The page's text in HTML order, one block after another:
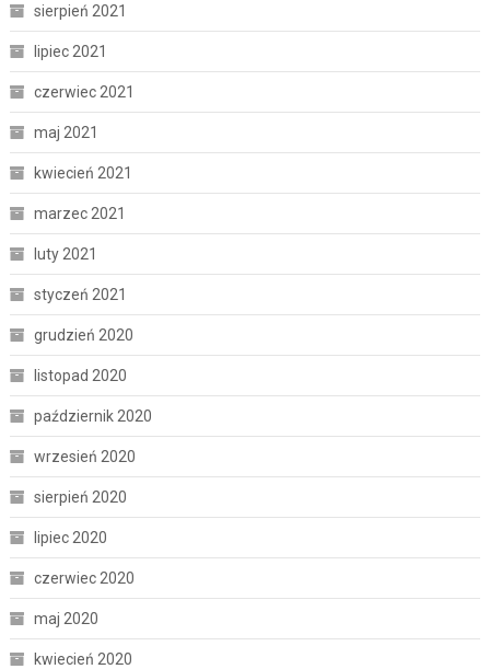
sierpień 2021
lipiec 2021
czerwiec 2021
maj 2021
kwiecień 2021
marzec 2021
luty 2021
styczeń 2021
grudzień 2020
listopad 2020
październik 2020
wrzesień 2020
sierpień 2020
lipiec 2020
czerwiec 2020
maj 2020
kwiecień 2020